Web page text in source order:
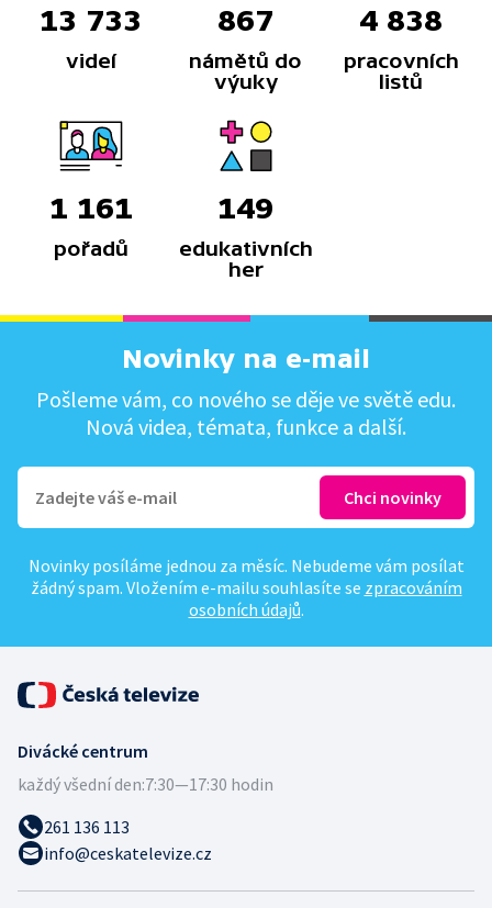
13 733
videí
867
námětů do
výuky
4 838
pracovních
listů
1 161
pořadů
149
edukativních
her
Novinky na e-mail
Pošleme vám, co nového se děje ve světě edu.
Nová videa, témata, funkce a další.
Novinky posíláme jednou za měsíc. Nebudeme vám posílat
žádný spam. Vložením e-mailu souhlasíte se zpracováním
osobních údajů.